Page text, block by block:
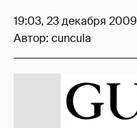
19:03, 23 декабря 2009
Автор: cuncula